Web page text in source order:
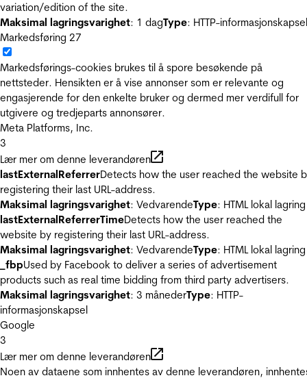
variation/edition of the site.
Maksimal lagringsvarighet: 1 dagType: HTTP-informasjonskapsel
Markedsføring 27
Markedsførings-cookies brukes til å spore besøkende på
nettsteder. Hensikten er å vise annonser som er relevante og
engasjerende for den enkelte bruker og dermed mer verdifull for
utgivere og tredjeparts annonsører.
Meta Platforms, Inc.
3
Lær mer om denne leverandøren
lastExternalReferrerDetects how the user reached the website
registering their last URL-address.
Maksimal lagringsvarighet: VedvarendeType: HTML lokal lagring
lastExternalReferrerTimeDetects how the user reached the
website by registering their last URL-address.
Maksimal lagringsvarighet: VedvarendeType: HTML lokal lagring
_fbpUsed by Facebook to deliver a series of advertisement
products such as real time bidding from third party advertisers.
Maksimal lagringsvarighet: 3 månederType: HTTP-
informasjonskapsel
Google
3
Lær mer om denne leverandøren
Noen av dataene som innhentes av denne leverandøren,